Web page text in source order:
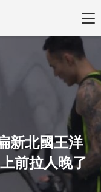
新北國王洋
前拉人晚了